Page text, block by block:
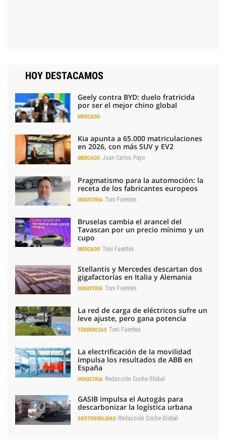
HOY DESTACAMOS
Geely contra BYD: duelo fratricida
por ser el mejor chino global
MERCADO
Kia apunta a 65.000 matriculaciones
en 2026, con más SUV y EV2
MERCADO Juan Carlos Payo
Pragmatismo para la automoción: la
receta de los fabricantes europeos
INDUSTRIA Toni Fuentes
Bruselas cambia el arancel del
Tavascan por un precio mínimo y un
cupo
MERCADO Toni Fuentes
Stellantis y Mercedes descartan dos
gigafactorías en Italia y Alemania
INDUSTRIA Toni Fuentes
La red de carga de eléctricos sufre un
leve ajuste, pero gana potencia
TENDENCIAS Toni Fuentes
La electrificación de la movilidad
impulsa los resultados de ABB en
España
INDUSTRIA Redacción Coche Global
GASIB impulsa el Autogás para
descarbonizar la logística urbana
SOSTENIBILIDAD Redacción Coche Global